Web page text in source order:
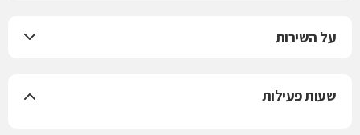
על השירות
שעות פעילות